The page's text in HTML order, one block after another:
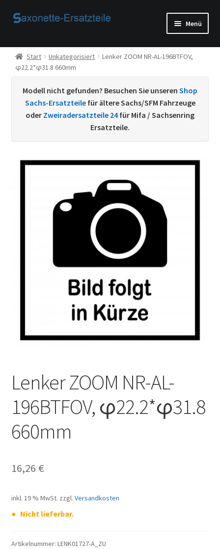
Zur
Zum
Menü
Start
AGB
Beispiel-Seite
Datenschutzerklärung von
Vertrag widerrufen
Widerrufsbelehrung
Zahlungsarten
Start Unkategorisiert
Lenker ZOOM NR-AL-196BTFOV,
φ22.2*φ31.8 660mm
Modell nicht gefunden? Besuchen Sie unseren Shop
Sachs-Ersatzteilefür ältere Sachs/SFM Fahrzeuge
oder Zweiradersatzteile 24für Mifa / Sachsenring
Ersatzteile.
Lenker ZOOM NR-AL-
196BTFOV, φ22.2*φ31.8
660mm
16,26 €
inkl. 19 % MwSt. zzgl. Versandkosten
Nicht lieferbar.
Artikelnummer: LENK01727-A_ZU